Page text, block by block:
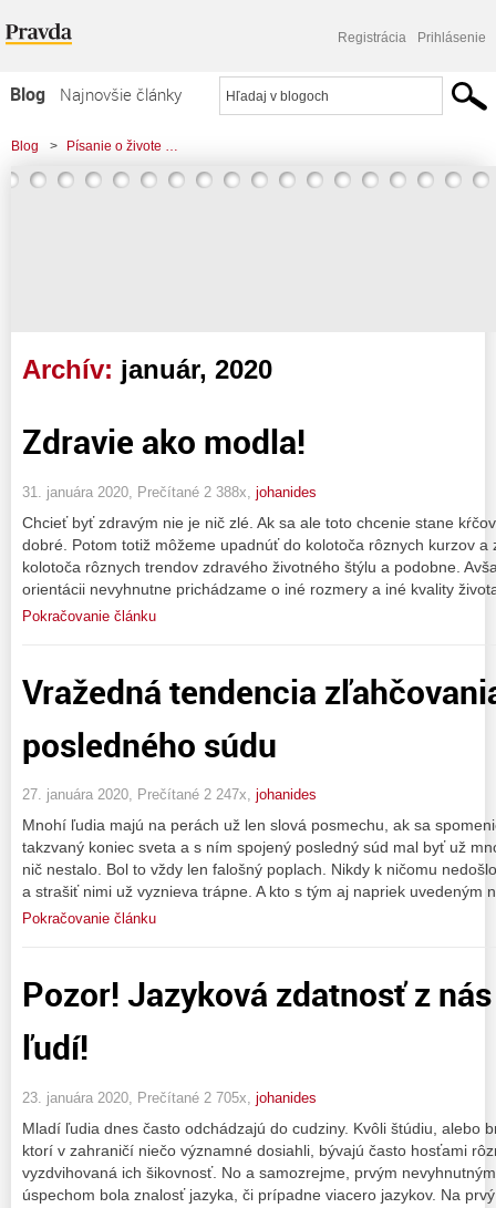
Registrácia Prihlásenie
Blog
Najnovšie články
Najčítanejšie články
Najkomentovanejšie články
Blog > Písanie o živote …
Archív: január, 2020
Zdravie ako modla!
31. januára 2020, Prečítané 2 388x, johanides
Chcieť byť zdravým nie je nič zlé. Ak sa ale toto chcenie stane
dobré. Potom totiž môžeme upadnúť do kolotoča rôznych kurzov a
kolotoča rôznych trendov zdravého životného štýlu a podobne.
orientácii nevyhnutne prichádzame o iné rozmery a iné kvality
Pokračovanie článku
Vražedná tendencia
posledného súdu
27. januára 2020, Prečítané 2 247x, johanides
Mnohí ľudia majú na perách už len slová posmechu, ak sa
takzvaný koniec sveta a s ním spojený posledný súd mal byť už
nič nestalo. Bol to vždy len falošný poplach. Nikdy k ničomu
a strašiť nimi už vyznieva trápne. A kto s tým aj napriek uvedeným
Pokračovanie článku
Pozor! Jazyková zdatnosť z
ľudí!
23. januára 2020, Prečítané 2 705x, johanides
Mladí ľudia dnes často odchádzajú do cudziny. Kvôli štúdiu, alebo
ktorí v zahraničí niečo významné dosiahli, bývajú často hosťami
vyzdvihovaná ich šikovnosť. No a samozrejme, prvým
úspechom bola znalosť jazyka, či prípadne viacero jazykov. Na